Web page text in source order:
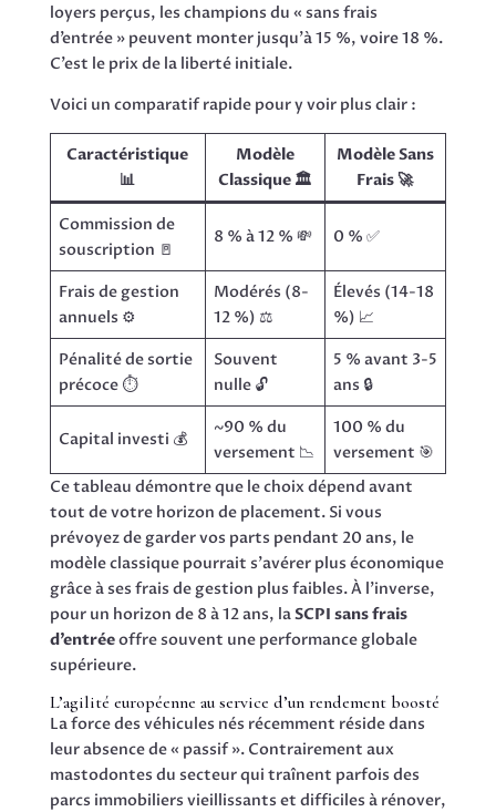
loyers perçus, les champions du « sans frais
d’entrée » peuvent monter jusqu’à 15 %, voire 18 %.
C’est le prix de la liberté initiale.
Voici un comparatif rapide pour y voir plus clair :
Caractéristique
📊
Modèle
Classique 🏛️
Modèle Sans
Frais 🚀
Commission de
souscription 🚪
8 % à 12 % 💸 0 % ✅
Frais de gestion
annuels ⚙️
Modérés (8-
12 %) ⚖️
Élevés (14-18
%) 📈
Pénalité de sortie
précoce ⏱️
Souvent
nulle 🔓
5 % avant 3-5
ans 🔒
Capital investi 💰
~90 % du
versement 📉
100 % du
versement 🎯
Ce tableau démontre que le choix dépend avant
tout de votre horizon de placement. Si vous
prévoyez de garder vos parts pendant 20 ans, le
modèle classique pourrait s’avérer plus économique
grâce à ses frais de gestion plus faibles. À l’inverse,
pour un horizon de 8 à 12 ans, laSCPI sans frais
d’entréeoffre souvent une performance globale
supérieure.
L’agilité européenne au service d’un rendement boosté
La force des véhicules nés récemment réside dans
leur absence de « passif ». Contrairement aux
mastodontes du secteur qui traînent parfois des
parcs immobiliers vieillissants et difficiles à rénover,